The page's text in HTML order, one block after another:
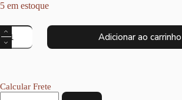
5 em estoque
Stabilo
KIT
PASTEL
Texto
Adicionar ao carrinho
Calcular Frete